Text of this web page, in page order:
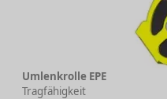
Umlenkrolle EPE
Tragfähigkeit